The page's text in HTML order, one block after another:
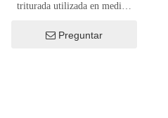
triturada utilizada en medios
de arte
Preguntar